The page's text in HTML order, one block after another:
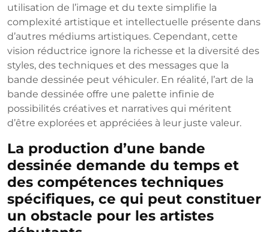
utilisation de l’image et du texte simplifie la
complexité artistique et intellectuelle présente dans
d’autres médiums artistiques. Cependant, cette
vision réductrice ignore la richesse et la diversité des
styles, des techniques et des messages que la
bande dessinée peut véhiculer. En réalité, l’art de la
bande dessinée offre une palette infinie de
possibilités créatives et narratives qui méritent
d’être explorées et appréciées à leur juste valeur.
La production d’une bande
dessinée demande du temps et
des compétences techniques
spécifiques, ce qui peut constituer
un obstacle pour les artistes